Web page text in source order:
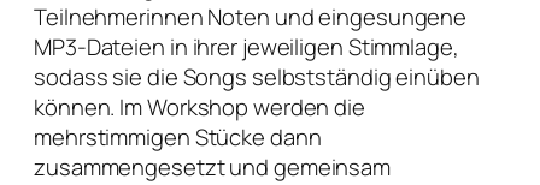
Teilnehmerinnen Noten und eingesungene
MP3-Dateien in ihrer jeweiligen Stimmlage,
sodass sie die Songs selbstständig einüben
können. Im Workshop werden die
mehrstimmigen Stücke dann
zusammengesetzt und gemeinsam